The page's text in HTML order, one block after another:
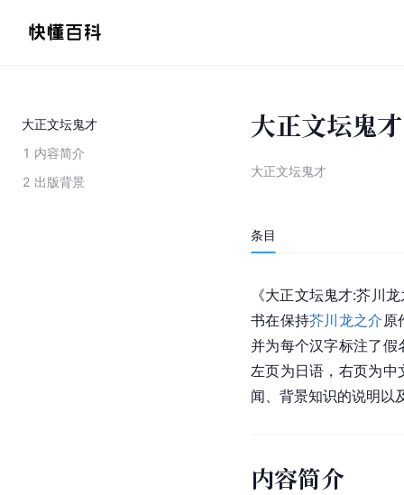
大正文坛鬼才
1 内容简介
2 出版背景
大正文坛鬼才
大正文坛鬼才
条目
《大正文坛鬼才:芥川
书在保持芥川龙之介 原
并为每个汉字标注了
左页为日语，右页为
闻、背景知识的说明以
内容简介